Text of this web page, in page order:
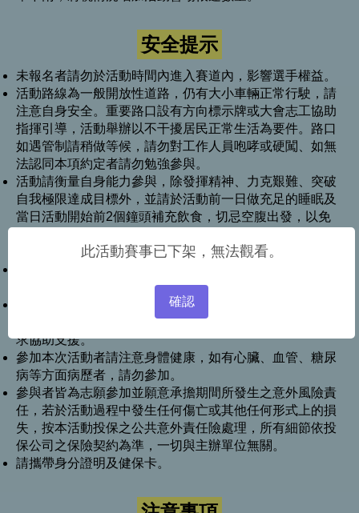
安全提示
未報名者請勿於活動時間內進入賽道內，影響選手權益。
活動路線為一般開放性道路，仍有大小車輛正常行駛，請
注意自身安全。重要路口設有方向標示牌或大會志工協助
指揮引導，活動舉辦以不干擾居民正常生活為要件。路口
如遇管制請稍做等候，請勿對工作人員咆哮或硬闖、如無
法認同本項約定者請勿勉強參與。
活動請衡量自身能力參與，除發揮精神、力克艱難、突破
自我極限達成目標外，並請於活動前一日做充足的睡眠及
當日活動開始前2個鐘頭補充飲食，切忌空腹出發，以免
續活動，選手不得有異議。
請參加選手務必考量本身健康狀況，安全第一。身體不適
時，請立即停止參加活動切勿勉強，並就近向大會志工請
求協助支援。
參加本次活動者請注意身體健康，如有心臟、血管、糖尿
病等方面病歷者，請勿參加。
參與者皆為志願參加並願意承擔期間所發生之意外風險責
任，若於活動過程中發生任何傷亡或其他任何形式上的損
失，按本活動投保之公共意外責任險處理，所有細節依投
保公司之保險契約為準，一切與主辦單位無關。
請攜帶身分證明及健保卡。
此活動賽事已下架，無法觀看。
確認